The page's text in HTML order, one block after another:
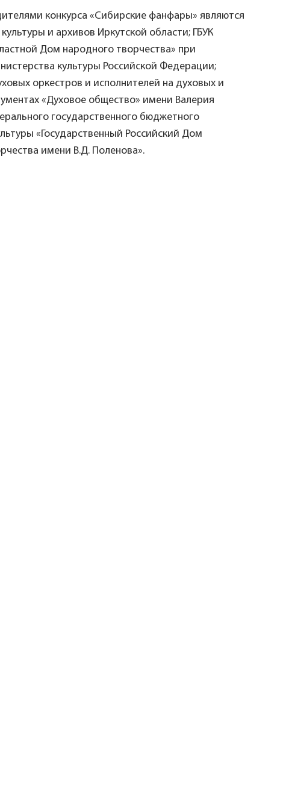
конкурса «Сибирские фанфары» являются
и архивов Иркутской области; ГБУК
Дом народного творчества» при
культуры Российской Федерации;
оркестров и исполнителей на духовых и
«Духовое общество» имени Валерия
государственного бюджетного
«Государственный Российский Дом
имени В.Д. Поленова».